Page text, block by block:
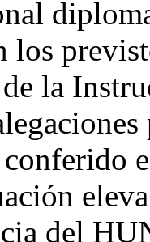
los
la
del